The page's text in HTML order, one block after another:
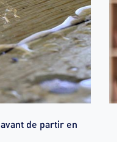
de partir en